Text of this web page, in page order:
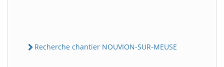
Recherche chantier NOUVION-SUR-MEUSE